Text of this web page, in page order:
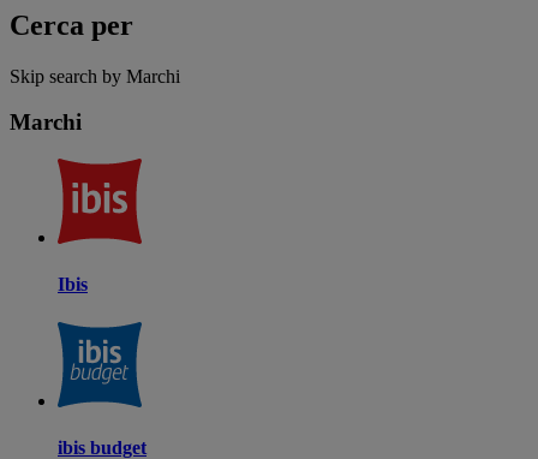
Cerca per
Skip search by Marchi
Marchi
Ibis
ibis budget